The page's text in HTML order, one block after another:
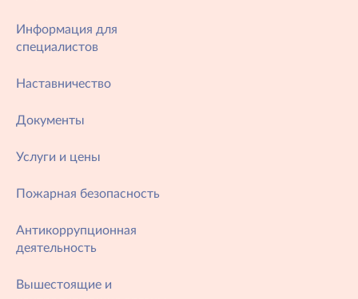
Информация для
специалистов
Наставничество
Документы
Услуги и цены
Пожарная безопасность
Антикоррупционная
деятельность
Вышестоящие и